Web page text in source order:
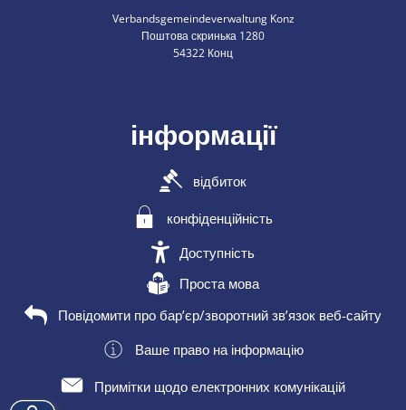
Verbandsgemeindeverwaltung Konz
Поштова скринька 1280
54322 Конц
інформації
відбиток
конфіденційність
Доступність
Проста мова
Повідомити про бар’єр/зворотний зв’язок веб-сайту
Ваше право на інформацію
Примітки щодо електронних комунікацій